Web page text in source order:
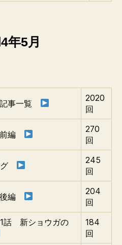
年5月
事一覧
2020
回
編
270
回
グ
245
回
編
204
回
話 新ショウガの
184
回